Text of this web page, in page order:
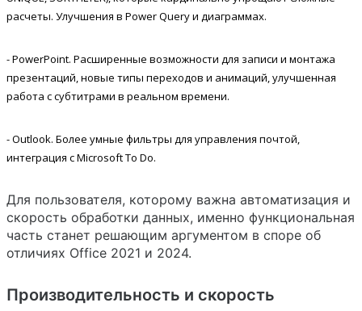
расчеты. Улучшения в Power Query и диаграммах.
- PowerPoint. Расширенные возможности для записи и монтажа
презентаций, новые типы переходов и анимаций, улучшенная
работа с субтитрами в реальном времени.
- Outlook. Более умные фильтры для управления почтой,
интеграция с Microsoft To Do.
Для пользователя, которому важна автоматизация и
скорость обработки данных, именно функциональная
часть станет решающим аргументом в споре об
отличиях Office 2021 и 2024.
Производительность и скорость